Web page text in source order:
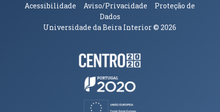
Acessibilidade Aviso/Privacidade
Proteção de
Dados
Universidade da Beira Interior© 2026
Parceiros e Financiadores